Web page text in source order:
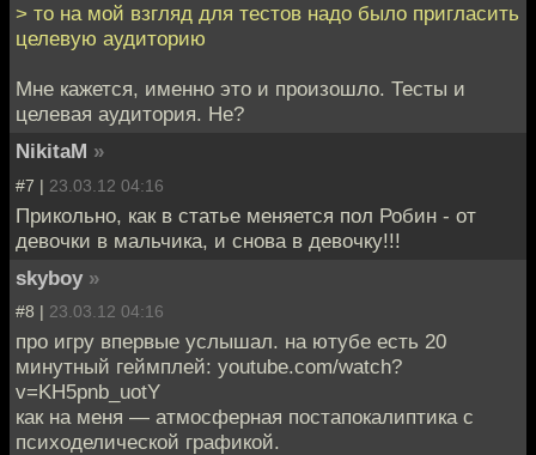
> то на мой взгляд для тестов надо было пригласить
целевую аудиторию
Мне кажется, именно это и произошло. Тесты и
целевая аудитория. Не?
NikitaM »
#7 | 23.03.12 04:16
Прикольно, как в статье меняется пол Робин - от
девочки в мальчика, и снова в девочку!!!
skyboy »
#8 | 23.03.12 04:16
про игру впервые услышал. на ютубе есть 20
минутный геймплей: youtube.com/watch?
v=KH5pnb_uotY
как на меня — атмосферная постапокалиптика с
психоделической графикой.